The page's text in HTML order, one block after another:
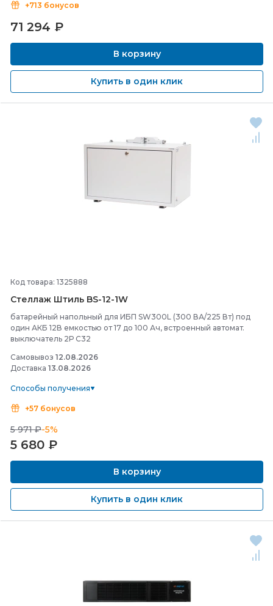
+713 бонусов
71 294 ₽
В корзину
Купить в один клик
Код товара: 1325888
Стеллаж Штиль BS-12-1W
батарейный напольный для ИБП SW300L (300 ВА/225 Вт) под
один АКБ 12В емкостью от 17 до 100 Ач, встроенный автомат.
выключатель 2Р С32
Самовывоз 12.08.2026
Доставка 13.08.2026
Способы получения
+57 бонусов
5 971 ₽-5%
5 680 ₽
В корзину
Купить в один клик